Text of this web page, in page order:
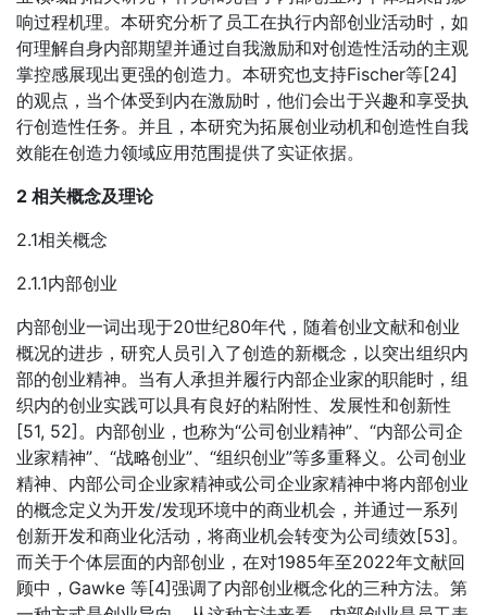
响过程机理。本研究分析了员工在执行内部创业活动时，如
何理解自身内部期望并通过自我激励和对创造性活动的主观
掌控感展现出更强的创造力。本研究也支持Fischer等[24]
的观点，当个体受到内在激励时，他们会出于兴趣和享受执
行创造性任务。并且，本研究为拓展创业动机和创造性自我
效能在创造力领域应用范围提供了实证依据。
2 相关概念及理论
2.1相关概念
2.1.1内部创业
内部创业一词出现于20世纪80年代，随着创业文献和创业
概况的进步，研究人员引入了创造的新概念，以突出组织内
部的创业精神。当有人承担并履行内部企业家的职能时，组
织内的创业实践可以具有良好的粘附性、发展性和创新性
[51, 52]。内部创业，也称为“公司创业精神”、“内部公司企
业家精神”、“战略创业”、“组织创业”等多重释义。公司创业
精神、内部公司企业家精神或公司企业家精神中将内部创业
的概念定义为开发/发现环境中的商业机会，并通过一系列
创新开发和商业化活动，将商业机会转变为公司绩效[53]。
而关于个体层面的内部创业，在对1985年至2022年文献回
顾中，Gawke 等[4]强调了内部创业概念化的三种方法。第